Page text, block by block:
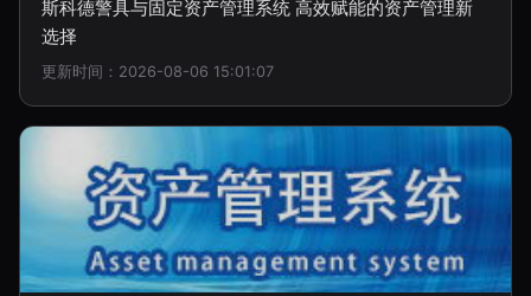
斯科德警具与固定资产管理系统 高效赋能的资产管理新
选择
更新时间：2026-08-06 15:01:07